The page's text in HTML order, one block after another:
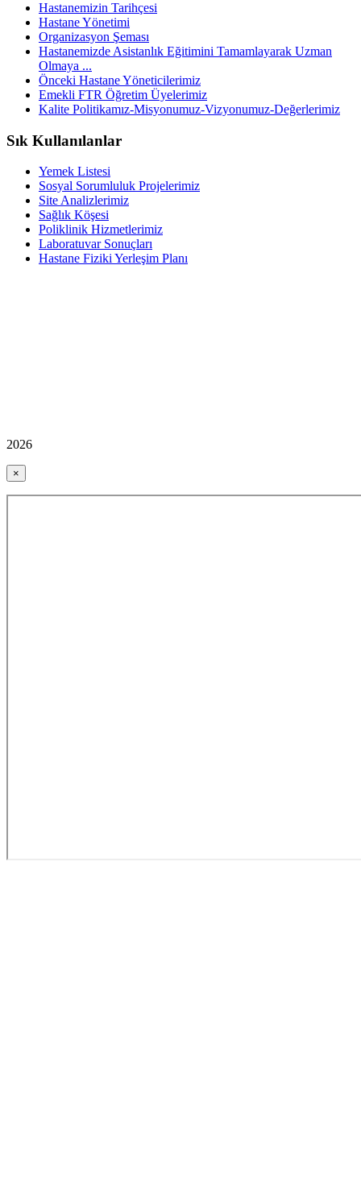
Hastanemizin Tarihçesi
Hastane Yönetimi
Organizasyon Şeması
Hastanemizde Asistanlık Eğitimini Tamamlayarak Uzman
Olmaya ...
Önceki Hastane Yöneticilerimiz
Emekli FTR Öğretim Üyelerimiz
Kalite Politikamız-Misyonumuz-Vizyonumuz-Değerlerimiz
Sık Kullanılanlar
Yemek Listesi
Sosyal Sorumluluk Projelerimiz
Site Analizlerimiz
Sağlık Köşesi
Poliklinik Hizmetlerimiz
Laboratuvar Sonuçları
Hastane Fiziki Yerleşim Planı
2026
×